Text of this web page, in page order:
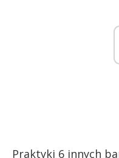
Praktyki 6 innych